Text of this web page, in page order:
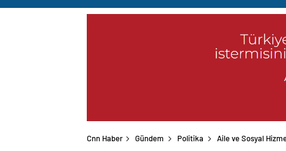
Cnn Haber Gündem Politika Aile ve Sosyal